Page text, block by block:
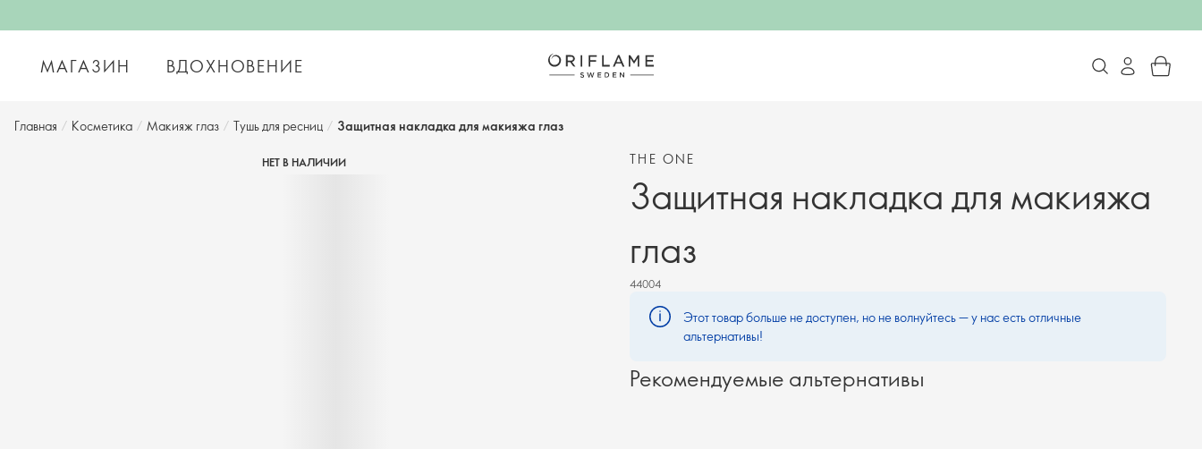
МАГАЗИН ВДОХНОВЕНИЕ
Главная / Косметика / Макияж глаз / Тушь для ресниц / Защитная накладка для макияжа глаз
НЕТ В НАЛИЧИИ THE ONE
Защитная накладка для макияжа
глаз
44004
Этот товар больше не доступен, но не волнуйтесь — у нас есть отличные
альтернативы!
Рекомендуемые альтернативы